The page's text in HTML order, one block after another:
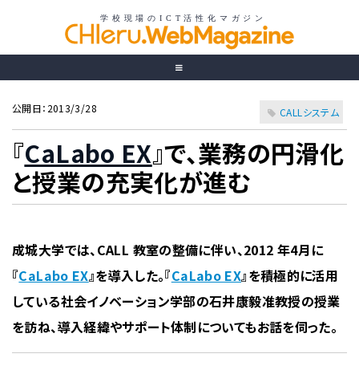
公開日：2013/3/28 CALLシステム
『CaLabo EX』で、業務の円滑化
と授業の充実化が進む
成城大学では、CALL 教室の整備に伴い、2012 年4月に
『CaLabo EX』を導入した。『CaLabo EX』を積極的に活用
している社会イノベーション学部の石井康毅准教授の授業
を訪ね、導入経緯やサポート体制についてもお話を伺った。